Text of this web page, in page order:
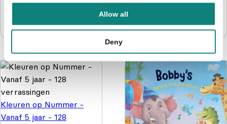
Allow all
Deny
Knutselen, kleuren
puzzelen en stickers
€9,99 €4,99
Kleuren op Nummer -
Vanaf 5 jaar - 128